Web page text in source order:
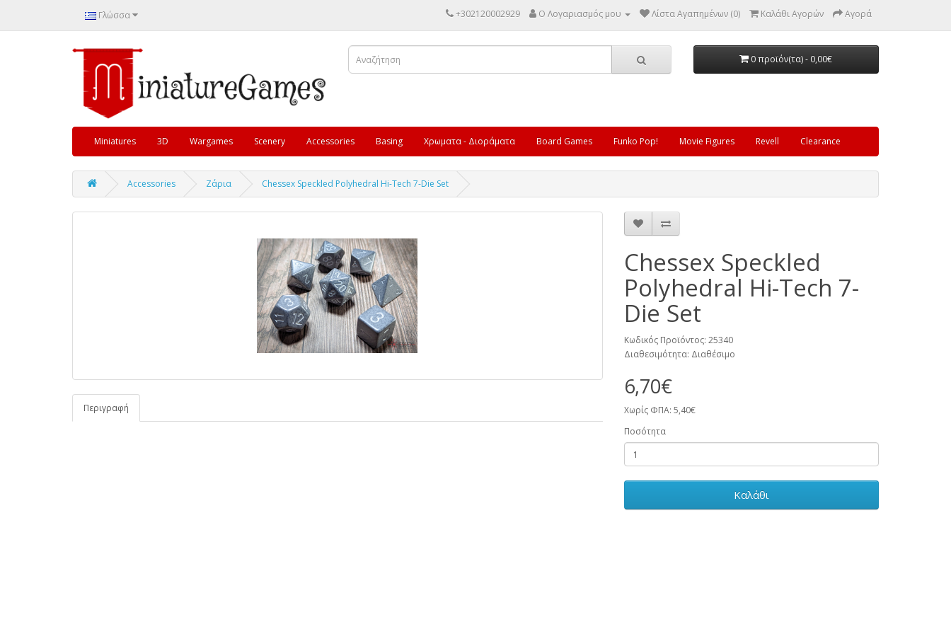
Γλώσσα +302120002929 Ο Λογαριασμός μου Λίστα Αγαπημένων (0) Καλάθι Αγορών Αγορά
0 προϊόν(τα) - 0,00€
Miniatures 3D Wargames Scenery Accessories Basing Χρωματα - Διοράματα Board Games Funko Pop! Movie Figures Revell Clearance
Accessories Ζάρια Chessex Speckled Polyhedral Hi-Tech 7-Die Set
Περιγραφή
Chessex Speckled
Polyhedral Hi-Tech 7-
Die Set
Κωδικός Προϊόντος: 25340
Διαθεσιμότητα: Διαθέσιμο
6,70€
Χωρίς ΦΠΑ: 5,40€
Ποσότητα
Καλάθι